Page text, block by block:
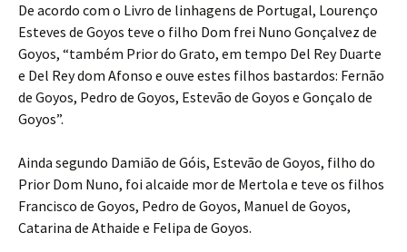
De acordo com o Livro de linhagens de Portugal, Lourenço
Esteves de Goyos teve o filho Dom frei Nuno Gonçalvez de
Goyos, “também Prior do Grato, em tempo Del Rey Duarte
e Del Rey dom Afonso e ouve estes filhos bastardos: Fernão
de Goyos, Pedro de Goyos, Estevão de Goyos e Gonçalo de
Goyos”.
Ainda segundo Damião de Góis, Estevão de Goyos, filho do
Prior Dom Nuno, foi alcaide mor de Mertola e teve os filhos
Francisco de Goyos, Pedro de Goyos, Manuel de Goyos,
Catarina de Athaide e Felipa de Goyos.